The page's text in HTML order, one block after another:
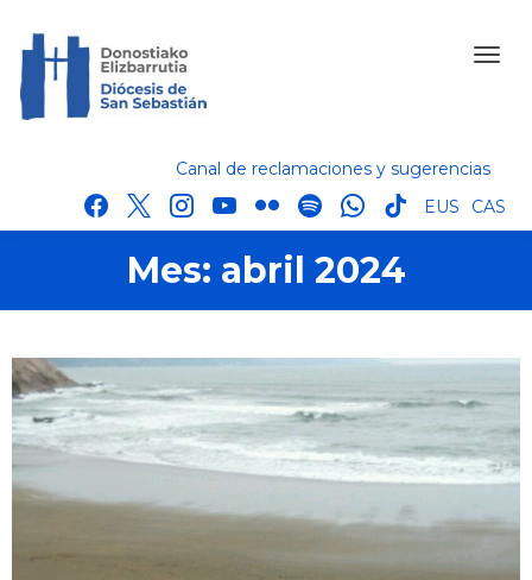
Canal de reclamaciones y sugerencias
facebook
x instagram
youtube
flickr spotifywhatsapp
tik
tok
EUS CAS
Mes: abril 2024